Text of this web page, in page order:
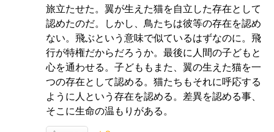
旅立たせた。翼が生えた猫を自立した存在として
認めたのだ。しかし、鳥たちは彼等の存在を認め
ない。飛ぶという意味で似ているはずなのに。飛
行が特権だからだろうか。最後に人間の子どもと
心を通わせる。子どももまた、翼の生えた猫を一
つの存在として認める。猫たちもそれに呼応する
ように人という存在を認める。差異を認める事、
そこに生命の温もりがある。